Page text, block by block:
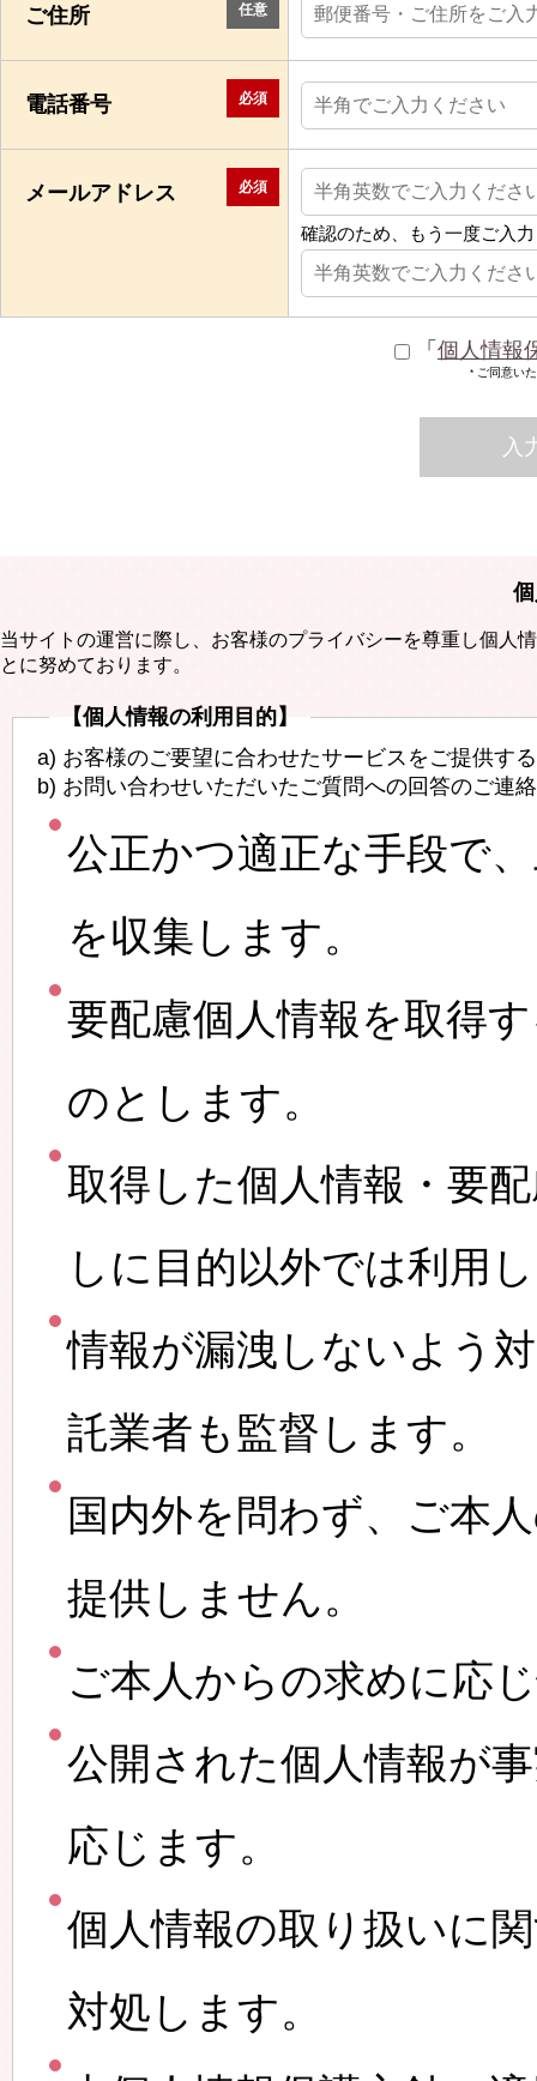
任意
ご住所
必須
電話番号
必須
メールアドレス
確認のため、もう一度ご入
「 個人情報
* ご同意い
当サイトの運営に際し、お客様のプライバシーを尊重し個人
とに努めております。
【個人情報の利用目的】
a) お客様のご要望に合わせたサービスをご提供す
b) お問い合わせいただいたご質問への回答のご連
公正かつ適正な手段で
を収集します。
要配慮個人情報を取得
のとします。
取得した個人情報・要
しに目的以外では利用
情報が漏洩しないよう
託業者も監督します。
国内外を問わず、ご本
提供しません。
ご本人からの求めに応
公開された個人情報が
応じます。
個人情報の取り扱いに
対処します。